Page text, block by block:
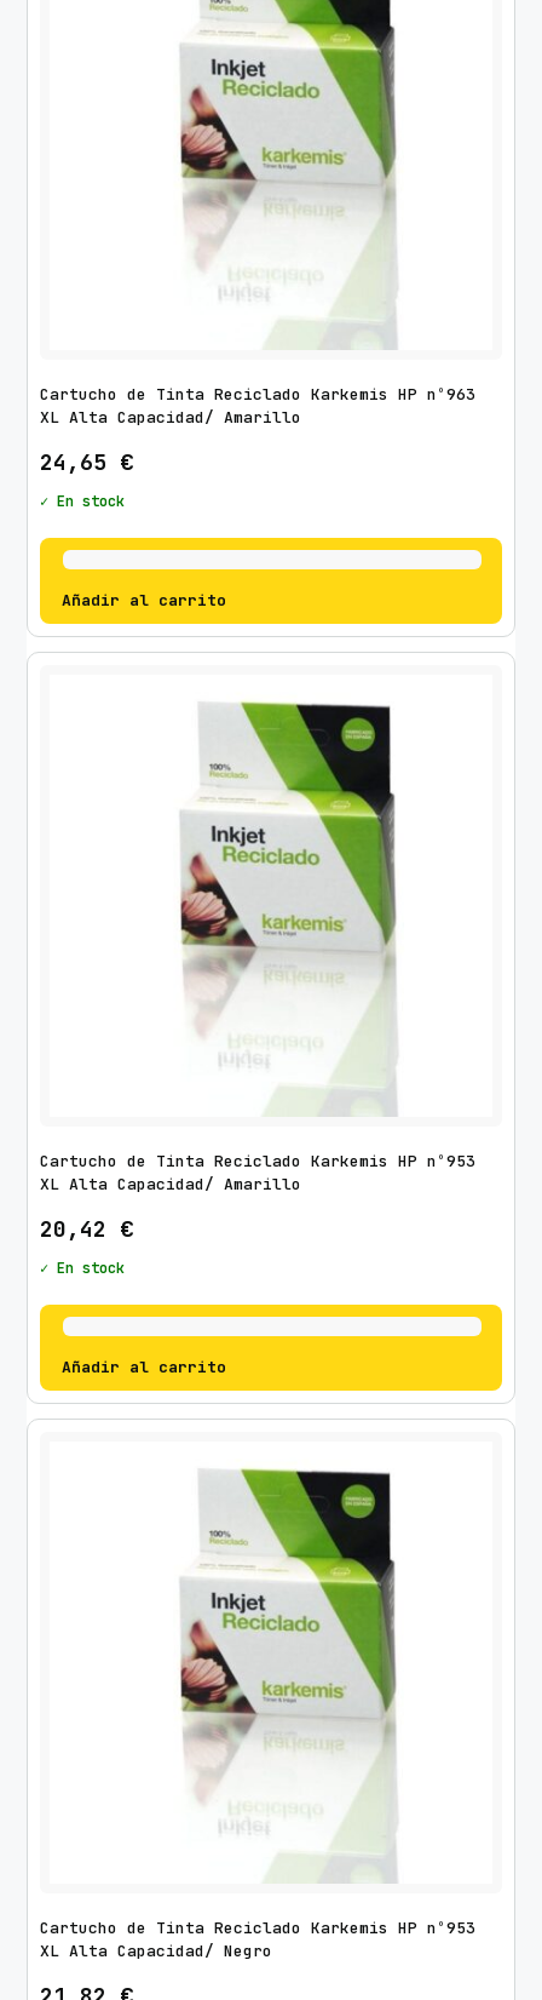
Cartucho de Tinta Reciclado Karkemis HP nº963
XL Alta Capacidad/ Amarillo
24,65 €
✓ En stock
Añadir al carrito
Cartucho de Tinta Reciclado Karkemis HP nº953
XL Alta Capacidad/ Amarillo
20,42 €
✓ En stock
Añadir al carrito
Cartucho de Tinta Reciclado Karkemis HP nº953
XL Alta Capacidad/ Negro